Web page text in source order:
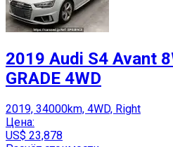
2019 Audi S4 Avant
GRADE 4WD
2019, 34000km, 4WD, Right
Цена:
US$ 23,878